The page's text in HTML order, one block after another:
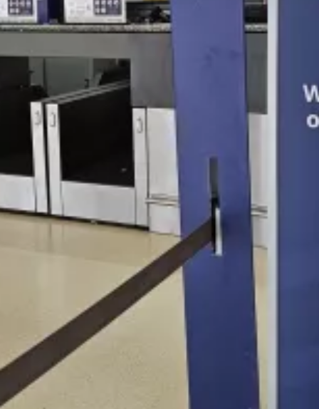
Hogyan tudok bejelentkezni az Eastern Airways
járatára, és mennyibe kerül a reptéri bejelentkezés?
Bejelentkezés a repülőtéren
A repülőtéri pultnál ingyenesen
A check-in általában 1,5 órával az indulás előtt nyílik
meg, de egyes kisebb repülőtereken, például
Wickben vagy
Teesside-banelőfordulhat, hogy csak
1 órával az indulás előtt nyit ki.
Online bejelentkezés
Az Eastern Airwaysnél jelenleg nem áll
rendelkezésre online check-in.